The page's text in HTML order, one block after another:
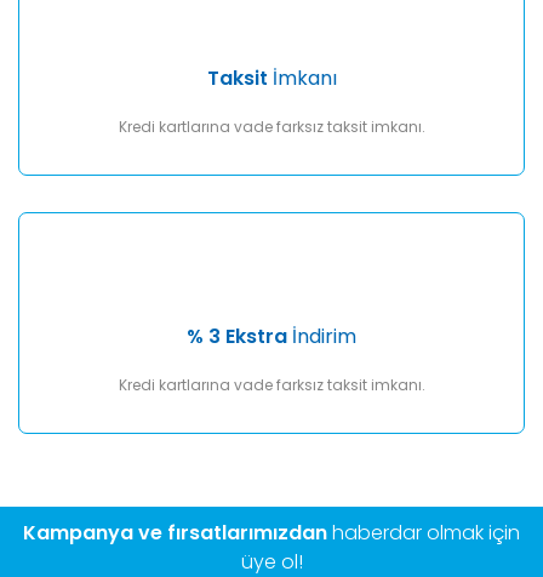
Taksit İmkanı
Kredi kartlarına vade farksız taksit imkanı.
% 3 Ekstra İndirim
Kredi kartlarına vade farksız taksit imkanı.
Kampanya ve fırsatlarımızdanhaberdar olmak için
üye ol!